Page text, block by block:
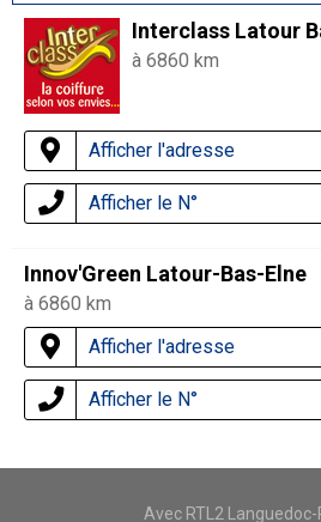
Interclass Latour
à 6860 km
Afficher l'adresse
Afficher le N°
Innov'Green Latour-Bas-Elne
à 6860 km
Afficher l'adresse
Afficher le N°
Avec RTL2